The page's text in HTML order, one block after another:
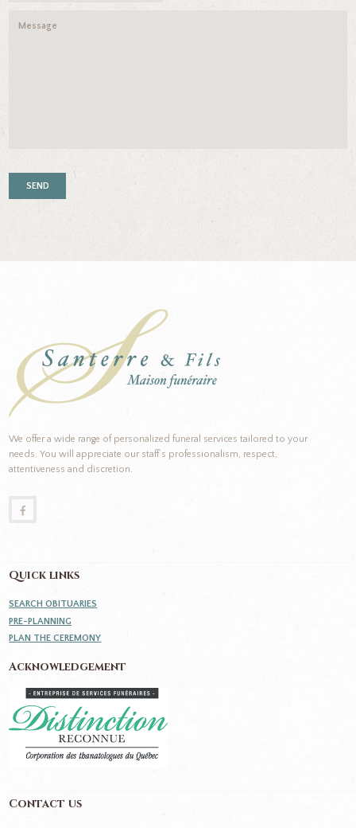
We offer a wide range of personalized funeral services tailored to your
needs. You will appreciate our staff’s professionalism, respect,
attentiveness and discretion.
Quick links
SEARCH OBITUARIES
PRE-PLANNING
PLAN THE CEREMONY
Acknowledgement
Contact us